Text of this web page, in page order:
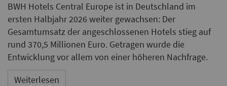
BWH Hotels Central Europe ist in Deutschland im
ersten Halbjahr 2026 weiter gewachsen: Der
Gesamtumsatz der angeschlossenen Hotels stieg auf
rund 370,5 Millionen Euro. Getragen wurde die
Entwicklung vor allem von einer höheren Nachfrage.
Weiterlesen